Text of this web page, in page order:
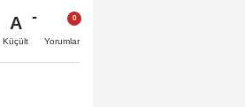
A
Küçült Yorumlar